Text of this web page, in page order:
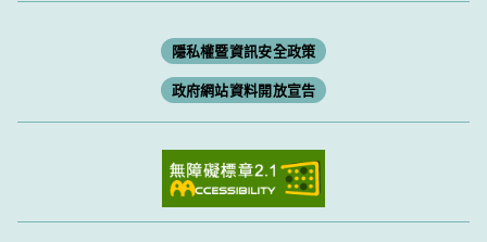
隱私權暨資訊安全政策
政府網站資料開放宣告